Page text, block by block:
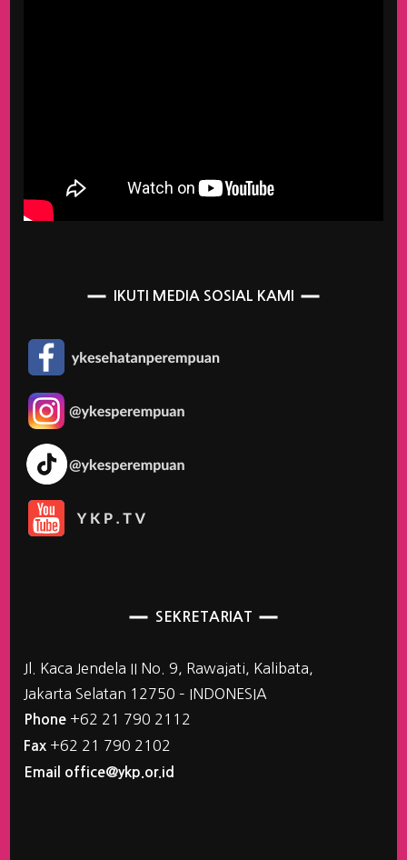
IKUTI MEDIA SOSIAL KAMI
SEKRETARIAT
Jl. Kaca Jendela II No. 9, Rawajati, Kalibata,
Jakarta Selatan 12750 – INDONESIA
Phone +62 21 790 2112
Fax +62 21 790 2102
Email office@ykp.or.id